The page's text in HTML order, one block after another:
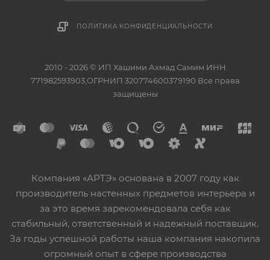
ПОЛИТИКА КОНФИДЕНЦИАЛЬНОСТИ
2010 - 2026 © ИП Хашими Ахмад Самим ИНН
771982593903,ОГРНИП 320774600379190 Все права
защищены
Компания «АРТЭ» основана в 2007 году как
производитель настенных предметов интерьера и
за это время зарекомендовала себя как
стабильный, ответственный и надежный поставщик.
За годы успешной работы наша компания накопила
огромный опыт в сфере производства